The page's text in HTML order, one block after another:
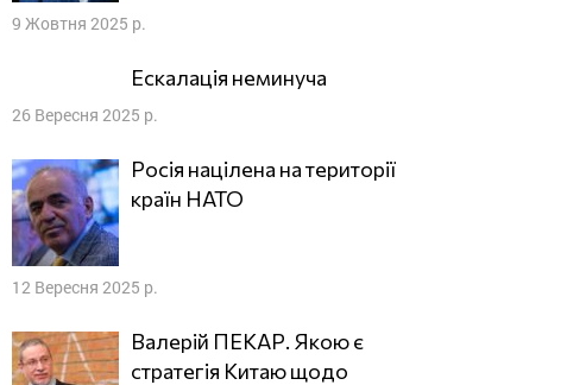
9 Жовтня 2025 р.
Ескалація неминуча
26 Вересня 2025 р.
Росія націлена на території
країн НАТО
12 Вересня 2025 р.
Валерій ПЕКАР. Якою є
стратегія Китаю щодо